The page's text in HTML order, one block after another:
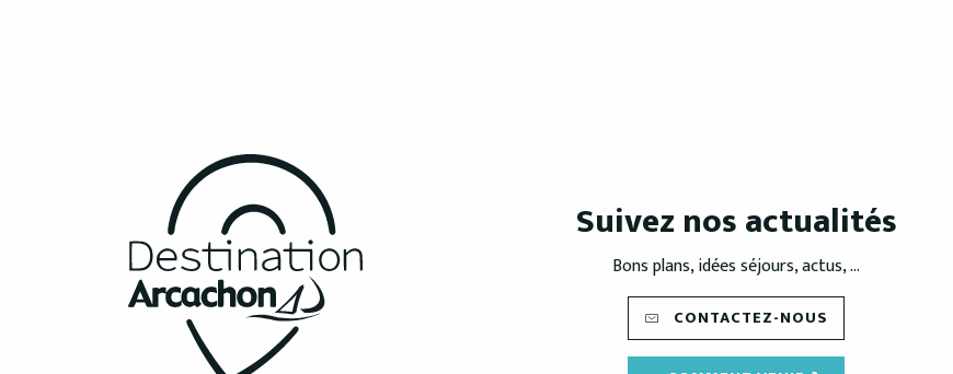
Suivez nos actualités
Bons plans, idées séjours, actus, ...
CONTACTEZ-NOUS